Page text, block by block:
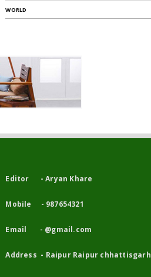
WORLD
Editor - Aryan Khare
Mobile - 987654321
Email - @gmail.com
Address - Raipur Raipur chhattisgarh